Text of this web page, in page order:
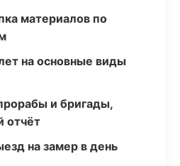
материалов по
на основные виды
и бригады,
отчёт
на замер в день